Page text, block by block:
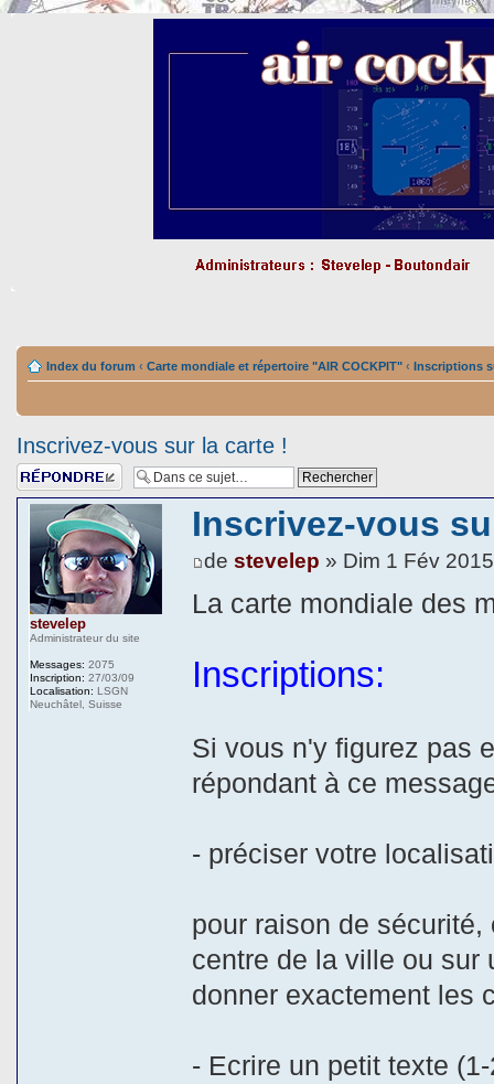
Index du forum ‹ Carte mondiale et répertoire "AIR COCKPIT" ‹ Inscriptions
Inscrivez-vous sur la carte !
Répondre
Inscrivez-vous
destevelep » Dim 1 Fév
La carte mondiale des
Inscriptions:
Si vous n'y figurez pas
répondant à ce
- préciser votre
pour raison de
centre de la ville ou sur
donner exactement les
- Ecrire un petit texte
stevelep
Administrateur du site
Messages: 2075
Inscription: 27/03/09
Localisation: LSGN
Neuchâtel, Suisse